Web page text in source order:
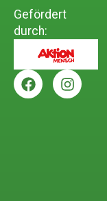
Gefördert
durch: